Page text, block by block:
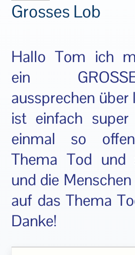
Grosses Lob
Hallo Tom ich
ein
aussprechen über
ist einfach
einmal so
Thema Tod und
und die
auf das Thema
Danke!